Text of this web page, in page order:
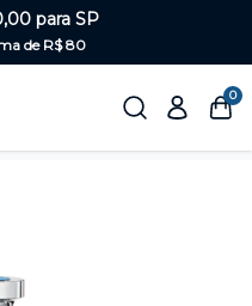
para SP
de R$ 80
0